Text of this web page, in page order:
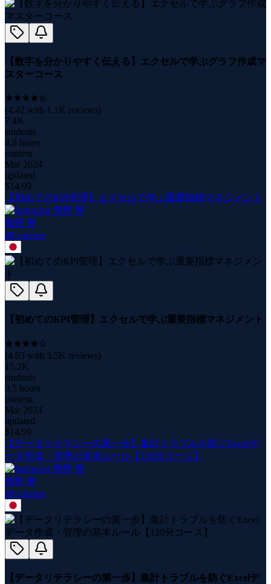
【数字を分かりやすく伝える】エクセルで学ぶグラフ作成マ
スターコース
(4.42 with 1.1K reviews)
7.4K
students
4.8 hours
content
Mar 2024
updated
$14.99
【初めてのKPI管理】エクセルで学ぶ重要指標マネジメント
熊野 整
88 courses
【初めてのKPI管理】エクセルで学ぶ重要指標マネジメント
(4.03 with 3.5K reviews)
15.2K
students
3.5 hours
content
Mar 2024
updated
$14.99
【データリテラシーの第一歩】集計トラブルを防ぐExcelデ
ータ作成・管理の基本ルール【120分コース】
熊野 整
88 courses
【データリテラシーの第一歩】集計トラブルを防ぐExcelデ